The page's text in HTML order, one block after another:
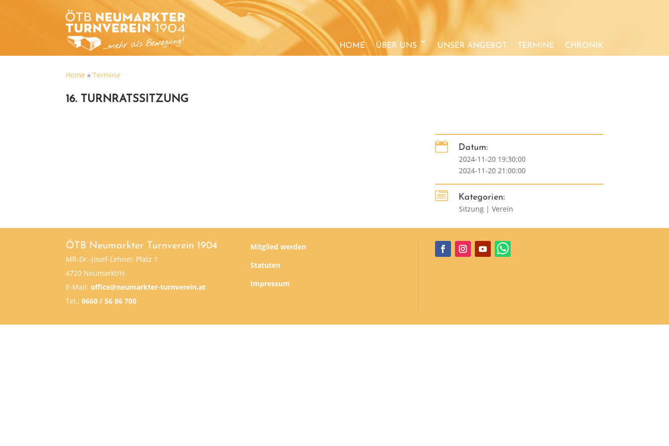
HOME ÜBER UNS UNSER ANGEBOT TERMINE CHRONIK
Home » Termine
16. TURNRATSSITZUNG

Datum:
2024-11-20 19:30:00
2024-11-20 21:00:00

Kategorien:
Sitzung | Verein
ÖTB Neumarkter Turnverein 1904
MR-Dr.-Josef-Lehner-Platz 1
4720 Neumarkt/H.
E-Mail: office@neumarkter-turnverein.at
Tel.: 0660 / 56 86 700
Mitglied werden
Statuten
Impressum